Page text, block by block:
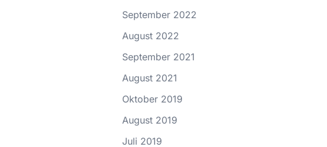
September 2022
August 2022
September 2021
August 2021
Oktober 2019
August 2019
Juli 2019